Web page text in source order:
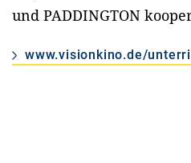
und PADDINGTON
www.visionkino.de/